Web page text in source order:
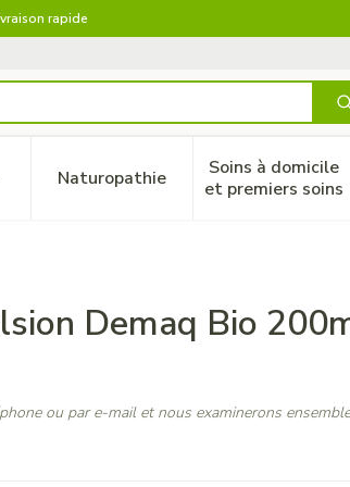
rapide
alimentation & vitamines
la catégorie Grossesse et enfants
le sous-menu pour la catégorie Vitalité
NaturopathieAfficher le sous-menu pour
Soins à domicile
et premiers soins
Afficher
Demaq Bio
ou par e-mail et nous examinerons